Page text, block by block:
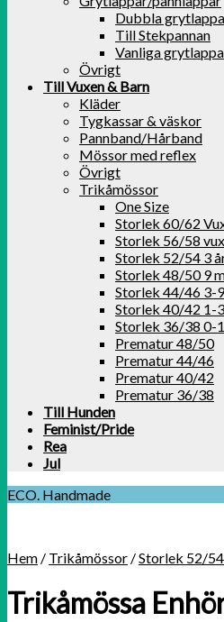
Dubbla
Till Stekpannan
Vanliga
Övrigt
Till Vuxen & Barn
Kläder
Tygkassar & väskor
Pannband/Hårband
Mössor med reflex
Övrigt
Trikåmössor
One Size
Storlek 60/62
Storlek 56/58
Storlek 52/54 3
Storlek 48/50 9
Storlek 44/46 3-
Storlek 40/42 1-
Storlek 36/38 0-
Prematur 48/50
Prematur 44/46
Prematur 40/42
Prematur 36/38
Till Hunden
Feminist/Pride
Rea
Jul
ECO. Handmade
Hem / Trikåmössor /Storlek 52/
Trikåmössa